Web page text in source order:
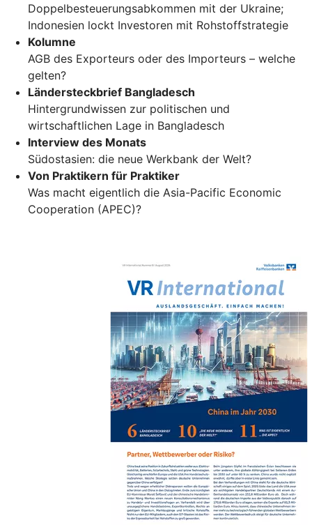
Doppelbesteuerungsabkommen mit der Ukraine;
Indonesien lockt Investoren mit Rohstoffstrategie
Kolumne
AGB des Exporteurs oder des Importeurs – welche
gelten?
Ländersteckbrief Bangladesch
Hintergrundwissen zur politischen und
wirtschaftlichen Lage in Bangladesch
Interview des Monats
Südostasien: die neue Werkbank der Welt?
Von Praktikern für Praktiker
Was macht eigentlich die Asia-Pacific Economic
Cooperation (APEC)?